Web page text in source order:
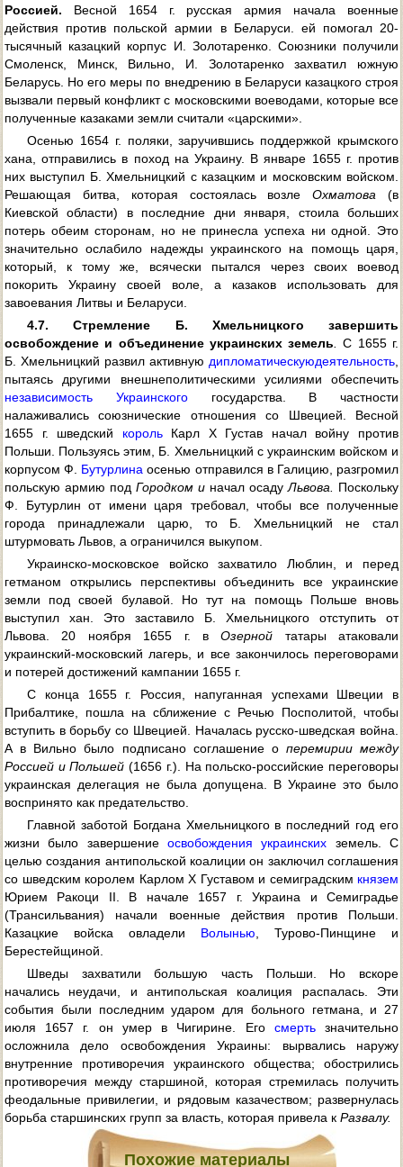
Россией. Весной 1654 г. русская армия начала военные
действия против польской армии в Беларуси. ей помогал 20-
тысячный казацкий корпус И. Золотаренко. Союзники получили
Смоленск, Минск, Вильно, И. Золотаренко захватил южную
Беларусь. Но его меры по внедрению в Беларуси казацкого строя
вызвали первый конфликт с московскими воеводами, которые все
полученные казаками земли считали «царскими».
Осенью 1654 г. поляки, заручившись поддержкой крымского
хана, отправились в поход на Украину. В январе 1655 г. против
них выступил Б. Хмельницкий с казацким и московским войском.
Решающая битва, которая состоялась возлеОхматова (в
Киевской области) в последние дни января, стоила больших
потерь обеим сторонам, но не принесла успеха ни одной. Это
значительно ослабило надежды украинского на помощь царя,
который, к тому же, всячески пытался через своих воевод
покорить Украину своей воле, а казаков использовать для
завоевания Литвы и Беларуси.
4.7. Стремление Б. Хмельницкого завершить
освобождение и объединение украинских земель
С 1655 г.
Б. Хмельницкий развил активную дипломатическуюдеятельность
пытаясь другими внешнеполитическими усилиями обеспечить
независимость Украинскогогосударства. В частности
налаживались союзнические отношения со Швецией. Весной
1655 г. шведский корольКарл X Густав начал войну против
Польши. Пользуясь этим, Б. Хмельницкий с украинским войском и
корпусом Ф. Бутурлина осенью отправился в Галицию, разгромил
польскую армию под Городком и начал осаду Львова.
Поскольку
Ф. Бутурлин от имени царя требовал, чтобы все полученные
города принадлежали царю, то Б. Хмельницкий не стал
штурмовать Львов, а ограничился выкупом.
Украинско-московское войско захватило Люблин, и перед
гетманом открылись перспективы объединить все украинские
земли под своей булавой. Но тут на помощь Польше вновь
выступил хан. Это заставило Б. Хмельницкого отступить от
Львова. 20 ноября 1655 г. вОзерной татары атаковали
украинский-московский лагерь, и все закончилось переговорами
и потерей достижений кампании 1655 г.
С конца 1655 г. Россия, напуганная успехами Швеции в
Прибалтике, пошла на сближение с Речью Посполитой, чтобы
вступить в борьбу со Швецией. Началась русско-шведская война.
А в Вильно было подписано соглашение о перемирии между
Россией и Польшей (1656 г.). На польско-российские переговоры
украинская делегация не была допущена. В Украине это было
воспринято как предательство.
Главной заботой Богдана Хмельницкого в последний год его
жизни было завершение освобождения украинских земель. С
целью создания антипольской коалиции он заключил соглашения
со шведским королем Карлом Х Густавом и семиградским князем
Юрием Ракоци II. В начале 1657 г. Украина и Семиградье
(Трансильвания) начали военные действия против Польши.
Казацкие войска овладели Волынью , Турово-Пинщине и
Берестейщиной.
Шведы захватили большую часть Польши. Но вскоре
начались неудачи, и антипольская коалиция распалась. Эти
события были последним ударом для больного гетмана, и 27
июля 1657 г. он умер в Чигирине. Его смертьзначительно
осложнила дело освобождения Украины: вырвались наружу
внутренние противоречия украинского общества; обострились
противоречия между старшиной, которая стремилась получить
феодальные привилегии, и рядовым казачеством; развернулась
борьба старшинских групп за власть, которая привела к Развалу.
Похожие материалы